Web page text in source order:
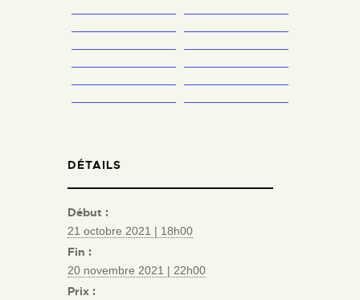
DÉTAILS
Début :
21 octobre 2021 | 18h00
Fin :
20 novembre 2021 | 22h00
Prix :